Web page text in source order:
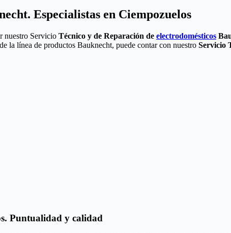
Especialistas en Ciempozuelos
nuestro Servicio Técnico y de Reparación de electrodomésticos
la línea de productos Bauknecht, puede contar con nuestro Servicio
Puntualidad y calidad